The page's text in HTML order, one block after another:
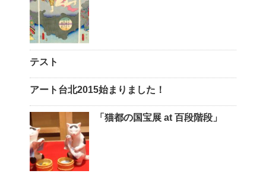
テスト
アート台北2015始まりました！
「猫都の国宝展 at 百段階段」